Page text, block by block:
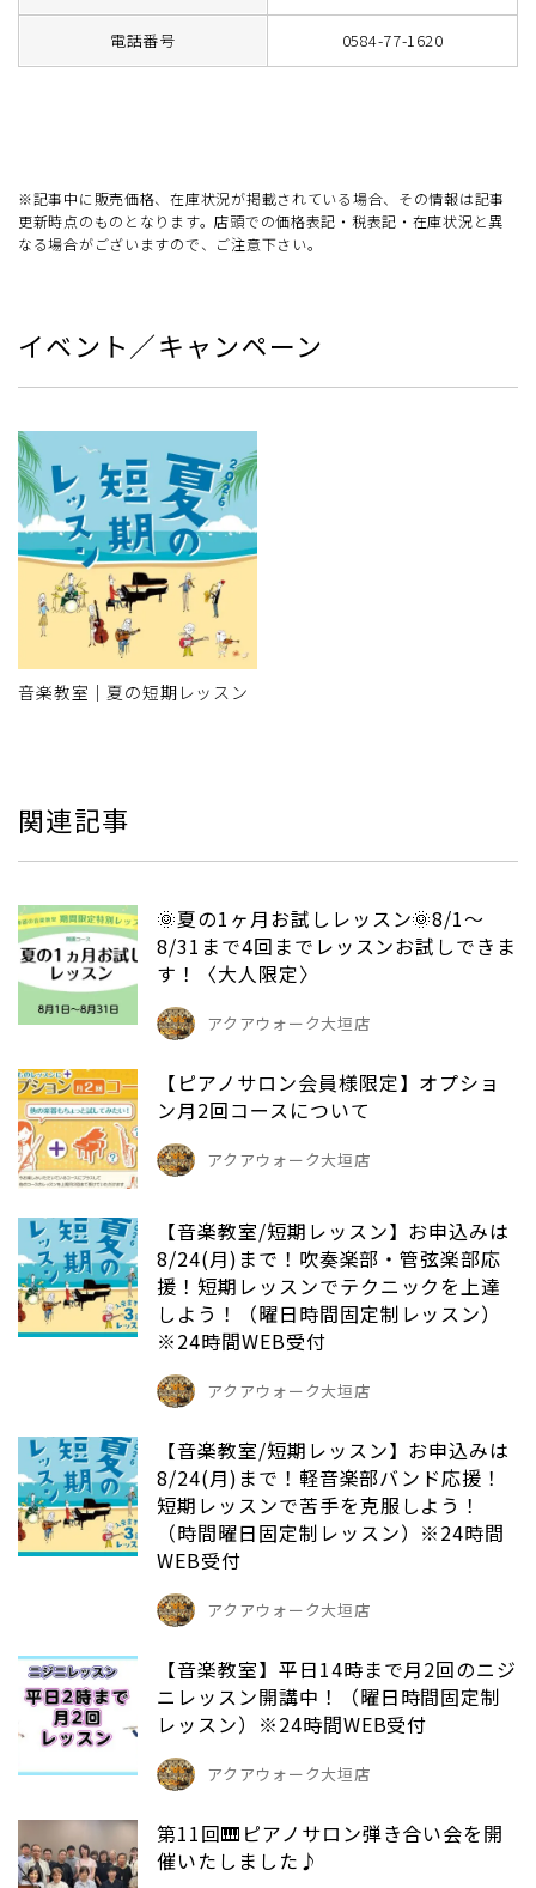
電話番号 0584-77-1620
※記事中に販売価格、在庫状況が掲載されている場合、その情報は記事
更新時点のものとなります。店頭での価格表記・税表記・在庫状況と異
なる場合がございますので、ご注意下さい。
イベント／キャンペーン
音楽教室｜夏の短期レッスン
関連記事
🌞夏の1ヶ月お試しレッスン🌞8/1～
8/31まで4回までレッスンお試しできま
す！〈大人限定〉
アクアウォーク大垣店
【ピアノサロン会員様限定】オプショ
ン月2回コースについて
アクアウォーク大垣店
【音楽教室/短期レッスン】お申込みは
8/24(月)まで！吹奏楽部・管弦楽部応
援！短期レッスンでテクニックを上達
しよう！（曜日時間固定制レッスン）
※24時間WEB受付
アクアウォーク大垣店
【音楽教室/短期レッスン】お申込みは
8/24(月)まで！軽音楽部バンド応援！
短期レッスンで苦手を克服しよう！
（時間曜日固定制レッスン）※24時間
WEB受付
アクアウォーク大垣店
【音楽教室】平日14時まで月2回のニジ
ニレッスン開講中！（曜日時間固定制
レッスン）※24時間WEB受付
アクアウォーク大垣店
第11回🎹ピアノサロン弾き合い会を開
催いたしました♪